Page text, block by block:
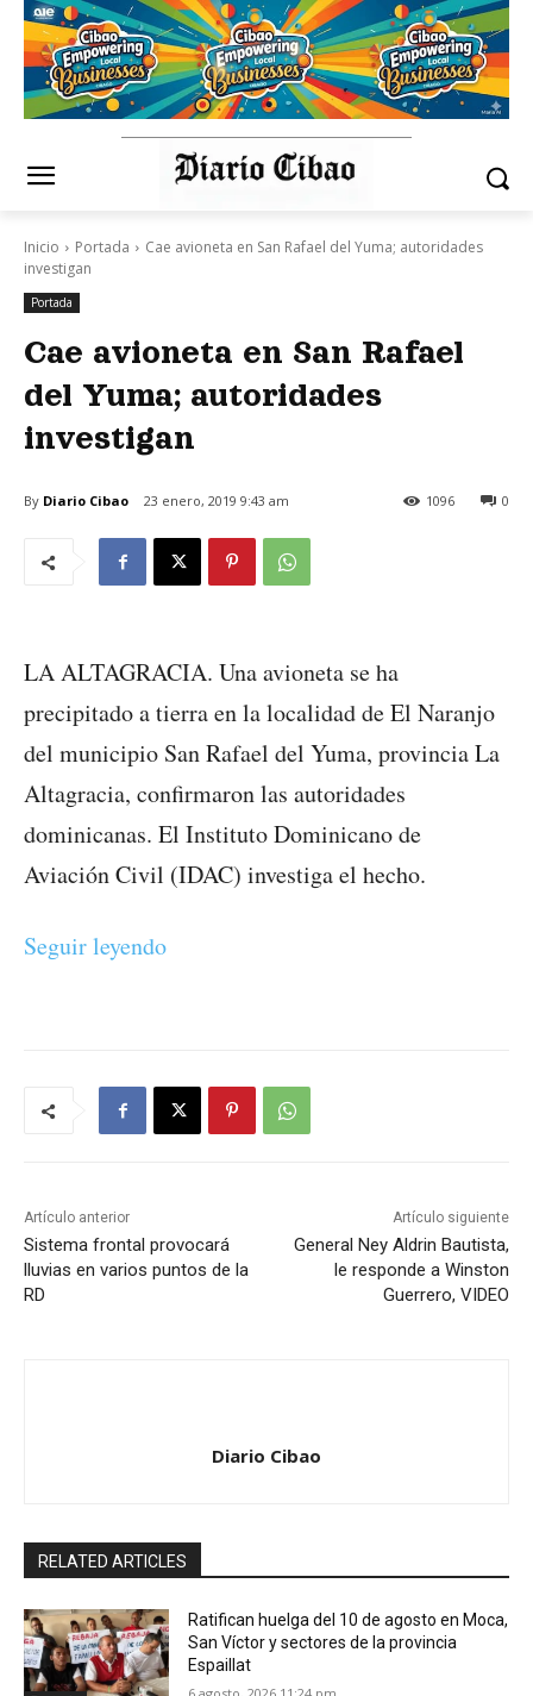
Inicio Portada
Cae avioneta en San Rafael del Yuma; autoridades
investigan
Portada
Cae avioneta en San Rafael
del Yuma; autoridades
investigan
By Diario Cibao 23 enero, 2019 9:43 am 0
1096
LA ALTAGRACIA. Una avioneta se ha
precipitado a tierra en la localidad de El Naranjo
del municipio San Rafael del Yuma, provincia La
Altagracia, confirmaron las autoridades
dominicanas. El Instituto Dominicano de
Aviación Civil (IDAC) investiga el hecho.
Seguir leyendo
Artículo anterior
Sistema frontal provocará
lluvias en varios puntos de la
RD
Artículo siguiente
General Ney Aldrin Bautista,
le responde a Winston
Guerrero, VIDEO
Diario Cibao
RELATED ARTICLES
Ratifican huelga del 10 de agosto en Moca,
San Víctor y sectores de la provincia
Espaillat